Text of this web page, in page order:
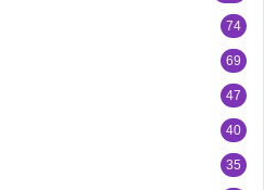
74
69
47
40
35